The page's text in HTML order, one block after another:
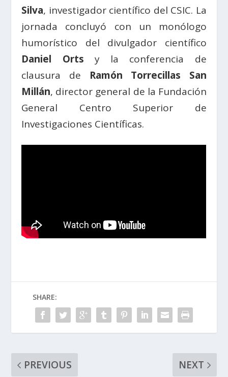
Silva, investigador científico del CSIC. La
jornada concluyó con un monólogo
humorístico del divulgador científico
Daniel Orts y la conferencia de
clausura de Ramón Torrecillas San
Millán, director general de la Fundación
General Centro Superior de
Investigaciones Científicas.
SHARE:
PREVIOUS
NEXT